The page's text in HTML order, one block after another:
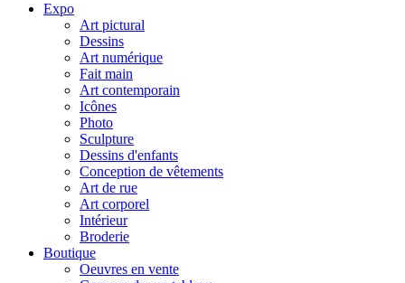
Expo
Art pictural
Dessins
Art numérique
Fait main
Art contemporain
Icônes
Photo
Sculpture
Dessins d'enfants
Conception de vêtements
Art de rue
Art corporel
Intérieur
Broderie
Boutique
Oeuvres en vente